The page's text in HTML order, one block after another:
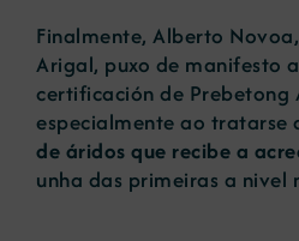
Finalmente, Alberto
Arigal, puxo de manifesto
certificación de Prebetong
especialmente ao tratarse
de áridos que recibe a
unha das primeiras a nivel